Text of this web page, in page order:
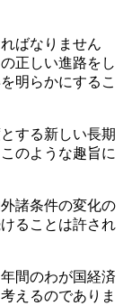
ばなりません
正しい進路をし
明らかにするこ
する新しい長期
のような趣旨に
諸条件の変化の
ることは許され
間のわが国経済
えるのでありま